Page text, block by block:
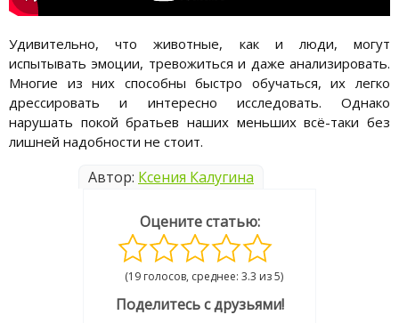
Удивительно, что животные, как и люди, могут
испытывать эмоции, тревожиться и даже анализировать.
Многие из них способны быстро обучаться, их легко
дрессировать и интересно исследовать. Однако
нарушать покой братьев наших меньших всё-таки без
лишней надобности не стоит.
Автор: Ксения Калугина
Оцените статью:
(19 голосов, среднее: 3.3 из 5)
Поделитесь с друзьями!